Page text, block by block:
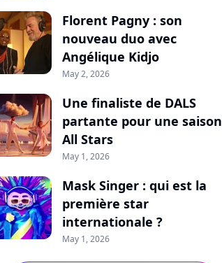
Florent Pagny : son
nouveau duo avec
Angélique Kidjo
May 2, 2026
Une finaliste de DALS
partante pour une saison
All Stars
May 1, 2026
Mask Singer : qui est la
première star
internationale ?
May 1, 2026